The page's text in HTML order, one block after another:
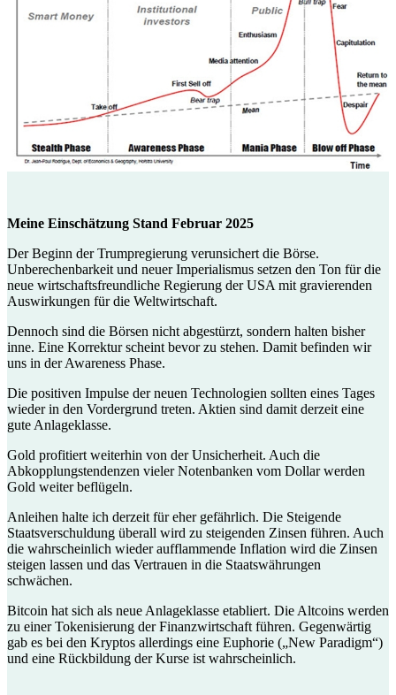
Meine Einschätzung Stand Februar 2025
Der Beginn der Trumpregierung verunsichert die Börse.
Unberechenbarkeit und neuer Imperialismus setzen den Ton für die
neue wirtschaftsfreundliche Regierung der USA mit gravierenden
Auswirkungen für die Weltwirtschaft.
Dennoch sind die Börsen nicht abgestürzt, sondern halten bisher
inne. Eine Korrektur scheint bevor zu stehen. Damit befinden wir
uns in der Awareness Phase.
Die positiven Impulse der neuen Technologien sollten eines Tages
wieder in den Vordergrund treten. Aktien sind damit derzeit eine
gute Anlageklasse.
Gold profitiert weiterhin von der Unsicherheit. Auch die
Abkopplungstendenzen vieler Notenbanken vom Dollar werden
Gold weiter beflügeln.
Anleihen halte ich derzeit für eher gefährlich. Die Steigende
Staatsverschuldung überall wird zu steigenden Zinsen führen. Auch
die wahrscheinlich wieder aufflammende Inflation wird die Zinsen
steigen lassen und das Vertrauen in die Staatswährungen
schwächen.
Bitcoin hat sich als neue Anlageklasse etabliert. Die Altcoins werden
zu einer Tokenisierung der Finanzwirtschaft führen. Gegenwärtig
gab es bei den Kryptos allerdings eine Euphorie („New Paradigm“)
und eine Rückbildung der Kurse ist wahrscheinlich.